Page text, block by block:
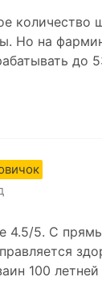
количество
Но на
до
4.5/5. С
100